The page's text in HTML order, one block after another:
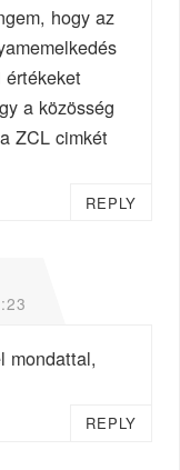
hogy az
a közösség
ZCL cimkét
REPLY
mondattal,
REPLY